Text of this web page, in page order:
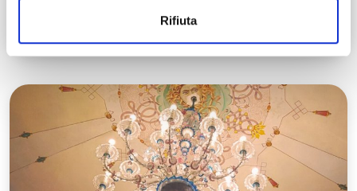
Rifiuta
Casciana Terme | Parlascio, Chiesa SS
Quirico e Giuditta